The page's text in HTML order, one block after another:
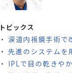
トピックス
・ 涙道内視鏡手術で
・先進のシステムを
・ IPLで目の乾きや